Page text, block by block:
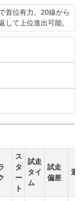
首位有力。20線から
して上位進出可能。
ス
タ
ー
ト
試走
タイ
ム
試走
偏差
選